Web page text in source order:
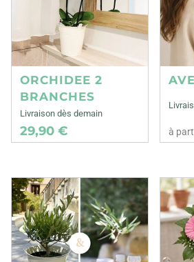
ORCHIDEE 2
BRANCHES
Livraison dès demain
29,90 € à